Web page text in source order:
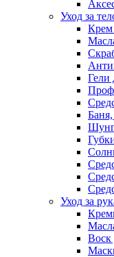
Уход за
Крем
Гели
Баня,
Уход за
Воск